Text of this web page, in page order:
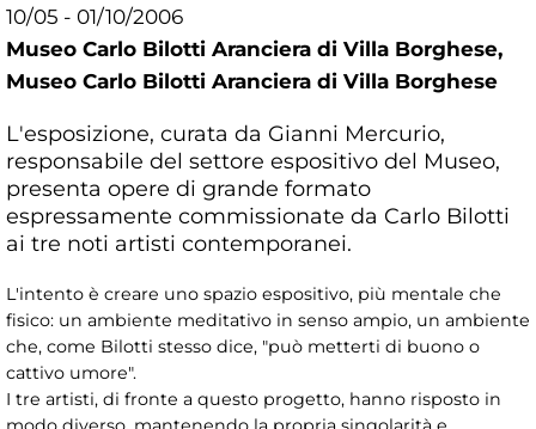
10/05 - 01/10/2006
Museo Carlo Bilotti Aranciera di Villa Borghese,
Museo Carlo Bilotti Aranciera di Villa Borghese
L'esposizione, curata da Gianni Mercurio,
responsabile del settore espositivo del Museo,
presenta opere di grande formato
espressamente commissionate da Carlo Bilotti
ai tre noti artisti contemporanei.
L'intento è creare uno spazio espositivo, più mentale che
fisico: un ambiente meditativo in senso ampio, un ambiente
che, come Bilotti stesso dice, "può metterti di buono o
cattivo umore".
I tre artisti, di fronte a questo progetto, hanno risposto in